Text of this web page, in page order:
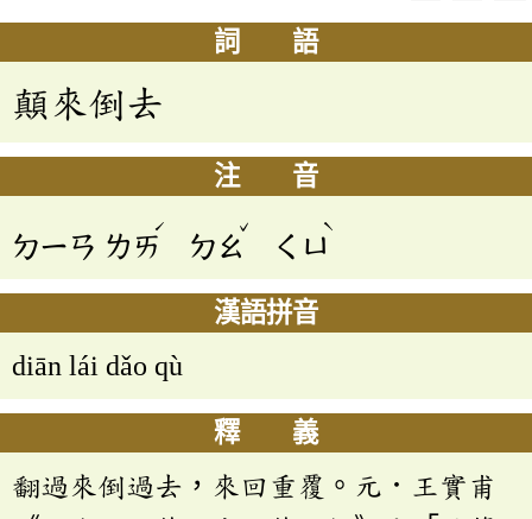
詞 語
顛來倒去
注 音
ㄉㄧㄢ ㄌㄞ
ˊ
ㄉㄠ
ˇ
ㄑㄩ
ˋ
漢語拼音
diān lái dǎo qù
釋 義
翻過來倒過去，來回重覆。元．王實甫